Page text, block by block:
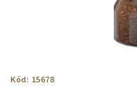
Kód: 15678